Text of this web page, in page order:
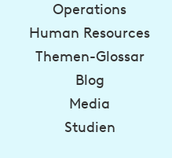
Operations
Human Resources
Themen-Glossar
Blog
Media
Studien